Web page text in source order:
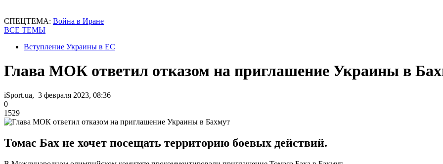
СПЕЦТЕМА: Война в Иране
ВСЕ ТЕМЫ
Вступление Украины в ЕС
Глава МОК ответил отказом на приглашение Украины в
iSport.ua, 3 февраля 2023, 08:36
0
1529
Томас Бах не хочет посещать территорию боевых действий.